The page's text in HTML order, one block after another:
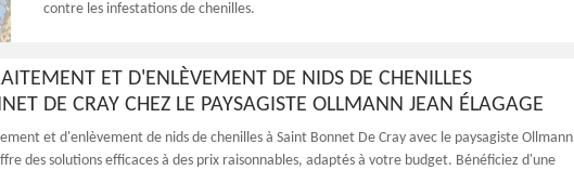
contre les infestations de chenilles.
ET D'ENLÈVEMENT DE NIDS DE CHENILLES
DE CRAY CHEZ LE PAYSAGISTE OLLMANN JEAN ÉLAGAGE
et d'enlèvement de nids de chenilles à Saint Bonnet De Cray avec le paysagiste Ollmann
des solutions efficaces à des prix raisonnables, adaptés à votre budget. Bénéficiez d'une